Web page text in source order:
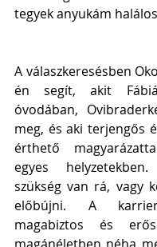
tegyek anyukám
A válaszkeresésben
én segít, akit
óvodában,
meg, és aki terjengős
érthető
egyes
szükség van rá, vagy
előbújni. A
magabiztos és